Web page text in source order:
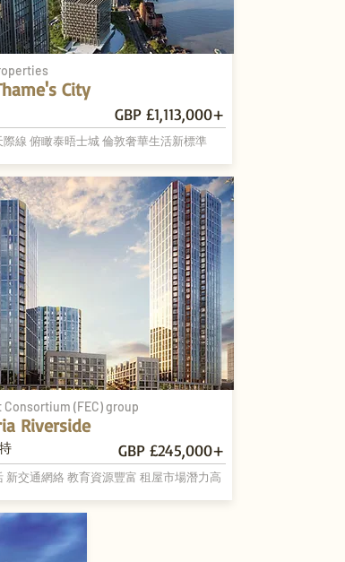
City
GBP £1,113,000+
際線 俯瞰泰晤士城 倫敦奢華生活新標準
Consortium (FEC) group
Riverside
GBP £245,000+
新交通網絡 教育資源豐富 租屋市場潛力高